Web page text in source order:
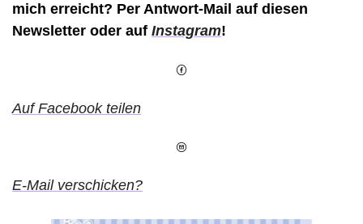
mich erreicht? Per Antwort-Mail auf diesen
Newsletter oder auf Instagram!
Auf Facebook teilen
E-Mail verschicken?